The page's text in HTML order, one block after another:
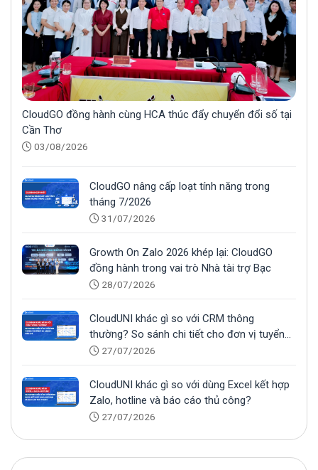
CloudGO đồng hành cùng HCA thúc đẩy chuyển đổi số tại
Cần Thơ
03/08/2026
CloudGO nâng cấp loạt tính năng trong
tháng 7/2026
31/07/2026
Growth On Zalo 2026 khép lại: CloudGO
đồng hành trong vai trò Nhà tài trợ Bạc
28/07/2026
CloudUNI khác gì so với CRM thông
thường? So sánh chi tiết cho đơn vị tuyển
sinh27/07/2026
CloudUNI khác gì so với dùng Excel kết hợp
Zalo, hotline và báo cáo thủ công?
27/07/2026